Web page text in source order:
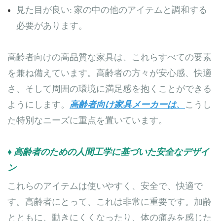
見た目が良い: 家の中の他のアイテムと調和する
必要があります。
高齢者向けの高品質な家具は、これらすべての要素
を兼ね備えています。高齢者の方々が安心感、快適
さ、そして周囲の環境に満足感を抱くことができる
ようにします。 高齢者向け家具メーカーは、
こうし
た特別なニーズに重点を置いています。
♦ 高齢者のための人間工学に基づいた安全なデザイ
ン
これらのアイテムは使いやすく、安全で、快適で
す。高齢者にとって、これは非常に重要です。加齢
とともに、動きにくくなったり、体の痛みを感じた